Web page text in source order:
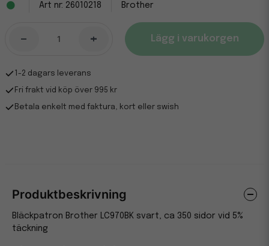
26010218 Brother
- + Lägg i varukorgen
1-2 dagars leverans
Fri frakt vid köp över 995 kr
Betala enkelt med faktura, kort eller swish
Produktbeskrivning
Bläckpatron Brother LC970BK svart, ca 350 sidor vid 5%
täckning